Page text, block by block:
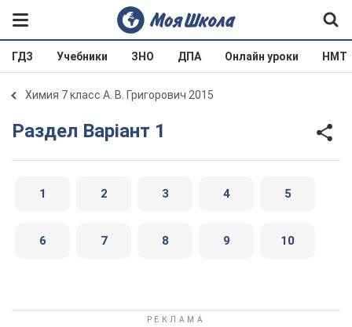
ГДЗ Учебники ЗНО ДПА Онлайн уроки НМТ
Химия 7 класс А. В. Григорович 2015
Раздел Варіант 1
1 2 3 4 5
6 7 8 9 10